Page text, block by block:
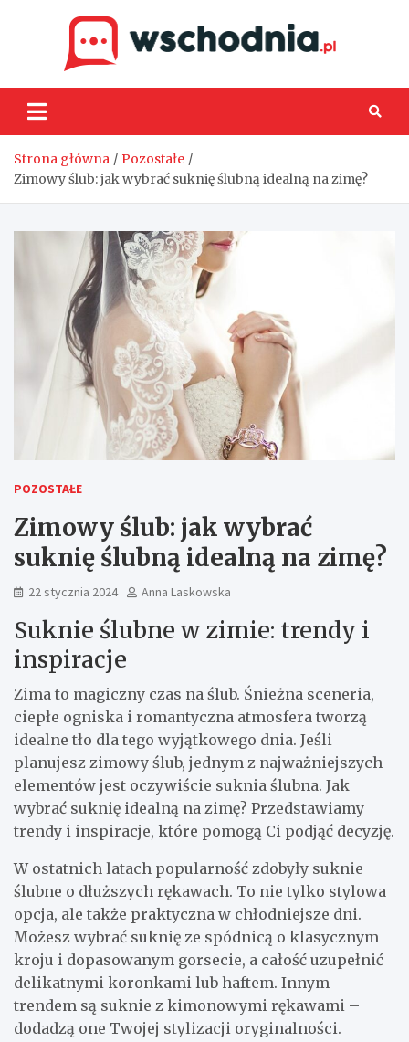
Strona główna
Pozostałe
Zimowy ślub: jak wybrać suknię ślubną idealną na zimę?
POZOSTAŁE
Zimowy ślub: jak wybrać
suknię ślubną idealną na zimę?
22 stycznia 2024 Anna Laskowska
Suknie ślubne w zimie: trendy i
inspiracje
Zima to magiczny czas na ślub. Śnieżna sceneria,
ciepłe ogniska i romantyczna atmosfera tworzą
idealne tło dla tego wyjątkowego dnia. Jeśli
planujesz zimowy ślub, jednym z najważniejszych
elementów jest oczywiście suknia ślubna. Jak
wybrać suknię idealną na zimę? Przedstawiamy
trendy i inspiracje, które pomogą Ci podjąć decyzję.
W ostatnich latach popularność zdobyły suknie
ślubne o dłuższych rękawach. To nie tylko stylowa
opcja, ale także praktyczna w chłodniejsze dni.
Możesz wybrać suknię ze spódnicą o klasycznym
kroju i dopasowanym gorsecie, a całość uzupełnić
delikatnymi koronkami lub haftem. Innym
trendem są suknie z kimonowymi rękawami –
dodadzą one Twojej stylizacji oryginalności.